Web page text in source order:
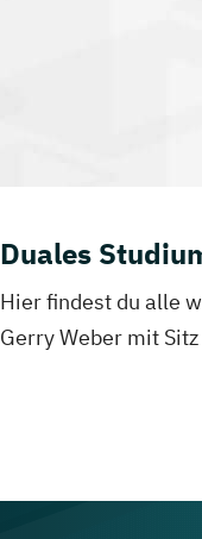
Duales
Hier findest du alle
Gerry Weber mit